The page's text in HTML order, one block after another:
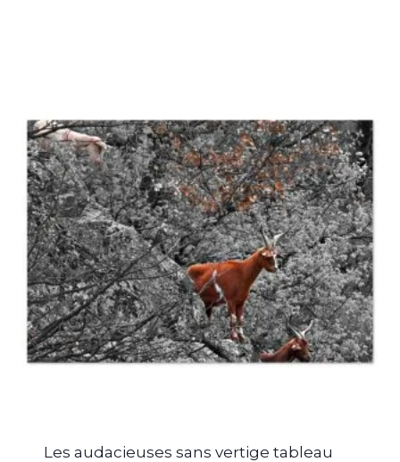
Les audacieuses sans vertige tableau